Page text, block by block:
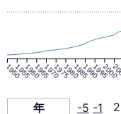
ミ
ッ
ド
19501955196019651970197519801985199019952000
年 -5 -1